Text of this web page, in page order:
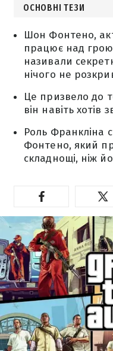
ОСНОВНІ ТЕЗИ
Шон Фонтено,
працює над грою,
називали
нічого не
Це призвело до
він навіть хотів
Роль Франкліна
Фонтено, який
складнощі, ніж